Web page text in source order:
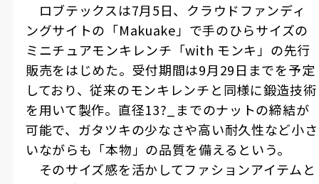
ロブテックスは7月5日、クラウドファンディ
ングサイトの「Makuake」で手のひらサイズの
ミニチュアモンキレンチ「with モンキ」の先行
販売をはじめた。受付期間は9月29日までを予定
しており、従来のモンキレンチと同様に鍛造技術
を用いて製作。直径13?_までのナットの締結が
可能で、ガタツキの少なさや高い耐久性など小さ
いながらも「本物」の品質を備えるという。
そのサイズ感を活かしてファションアイテムと